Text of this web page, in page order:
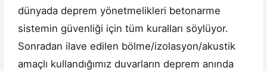
dünyada deprem yönetmelikleri betonarme
sistemin güvenliği için tüm kuralları söylüyor.
Sonradan ilave edilen bölme/izolasyon/akustik
amaçlı kullandığımız duvarların deprem anında